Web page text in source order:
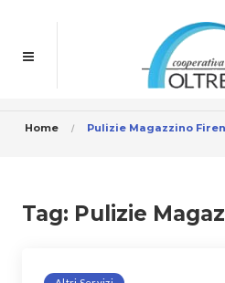
Home Pulizie Magazzino
Tag: Pulizie